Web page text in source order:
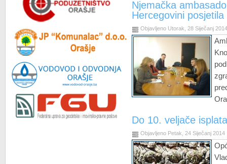
Njemačka
Hercegovini
Objavljeno Utorak, 28 Siječanj
Do 10. veljače
Objavljeno Petak, 24 Siječanj 2014